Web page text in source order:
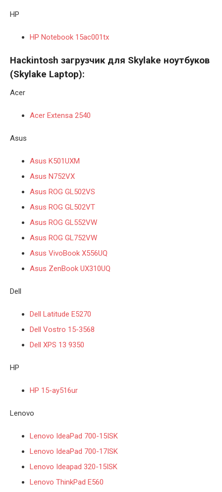
HP
HP Notebook 15ac001tx
Hackintosh загрузчик для Skylake ноутбуков
(Skylake Laptop):
Acer
Acer Extensa 2540
Asus
Asus K501UXM
Asus N752VX
Asus ROG GL502VS
Asus ROG GL502VT
Asus ROG GL552VW
Asus ROG GL752VW
Asus VivoBook X556UQ
Asus ZenBook UX310UQ
Dell
Dell Latitude E5270
Dell Vostro 15-3568
Dell XPS 13 9350
HP
HP 15-ay516ur
Lenovo
Lenovo IdeaPad 700-15ISK
Lenovo IdeaPad 700-17ISK
Lenovo Ideapad 320-15ISK
Lenovo ThinkPad E560